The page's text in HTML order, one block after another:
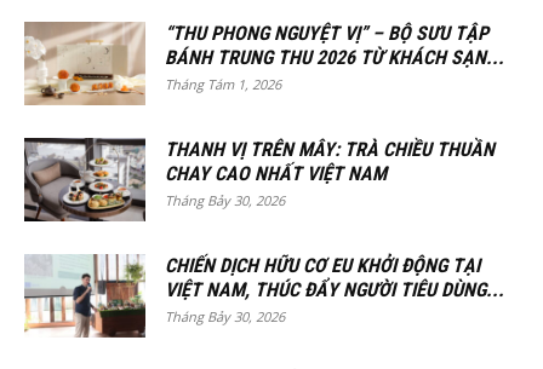
“THU PHONG NGUYỆT VỊ” – BỘ SƯU TẬP
BÁNH TRUNG THU 2026 TỪ KHÁCH SẠN...
Tháng Tám 1, 2026
THANH VỊ TRÊN MÂY: TRÀ CHIỀU THUẦN
CHAY CAO NHẤT VIỆT NAM
Tháng Bảy 30, 2026
CHIẾN DỊCH HỮU CƠ EU KHỞI ĐỘNG TẠI
VIỆT NAM, THÚC ĐẨY NGƯỜI TIÊU DÙNG...
Tháng Bảy 30, 2026